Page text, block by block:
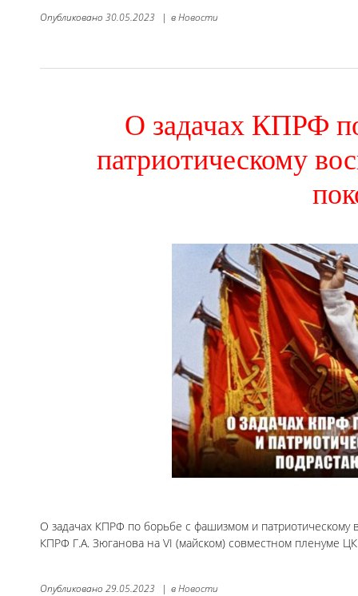
Опубликовано 30.05.2023 | вНовости
О задачах КПРФ
патриотическому
О задачах КПРФ по борьбе с фашизмом и
КПРФ Г.А. Зюганова на VI (майском) совместном пленуме
Опубликовано 29.05.2023 | вНовости